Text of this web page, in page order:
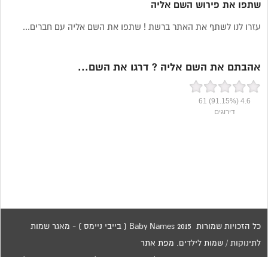
שתפו את פירוש השם אליה
עזרו לנו לשתף את האתר ברשת ! שתפו את השם אליה עם חברים...
אהבתם את השם אליה ? דרגו את השם...
4.6
(91.15%)
61
דירוגים
כל הזכויות שמורות 2015 Baby Names ( בייבי ניימס ) - מאגר שמות
לתינוקות / שמות לילדים. מפת אתר